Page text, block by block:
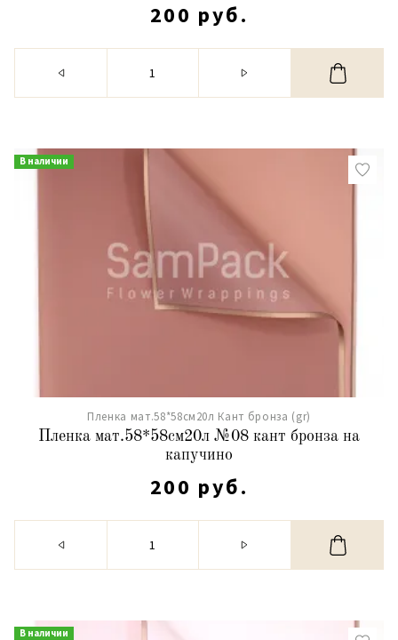
200 руб.
В наличии
Пленка мат.58*58см20л Кант бронза (gr)
Пленка мат.58*58см20л №08 кант бронза на
капучино
200 руб.
В наличии